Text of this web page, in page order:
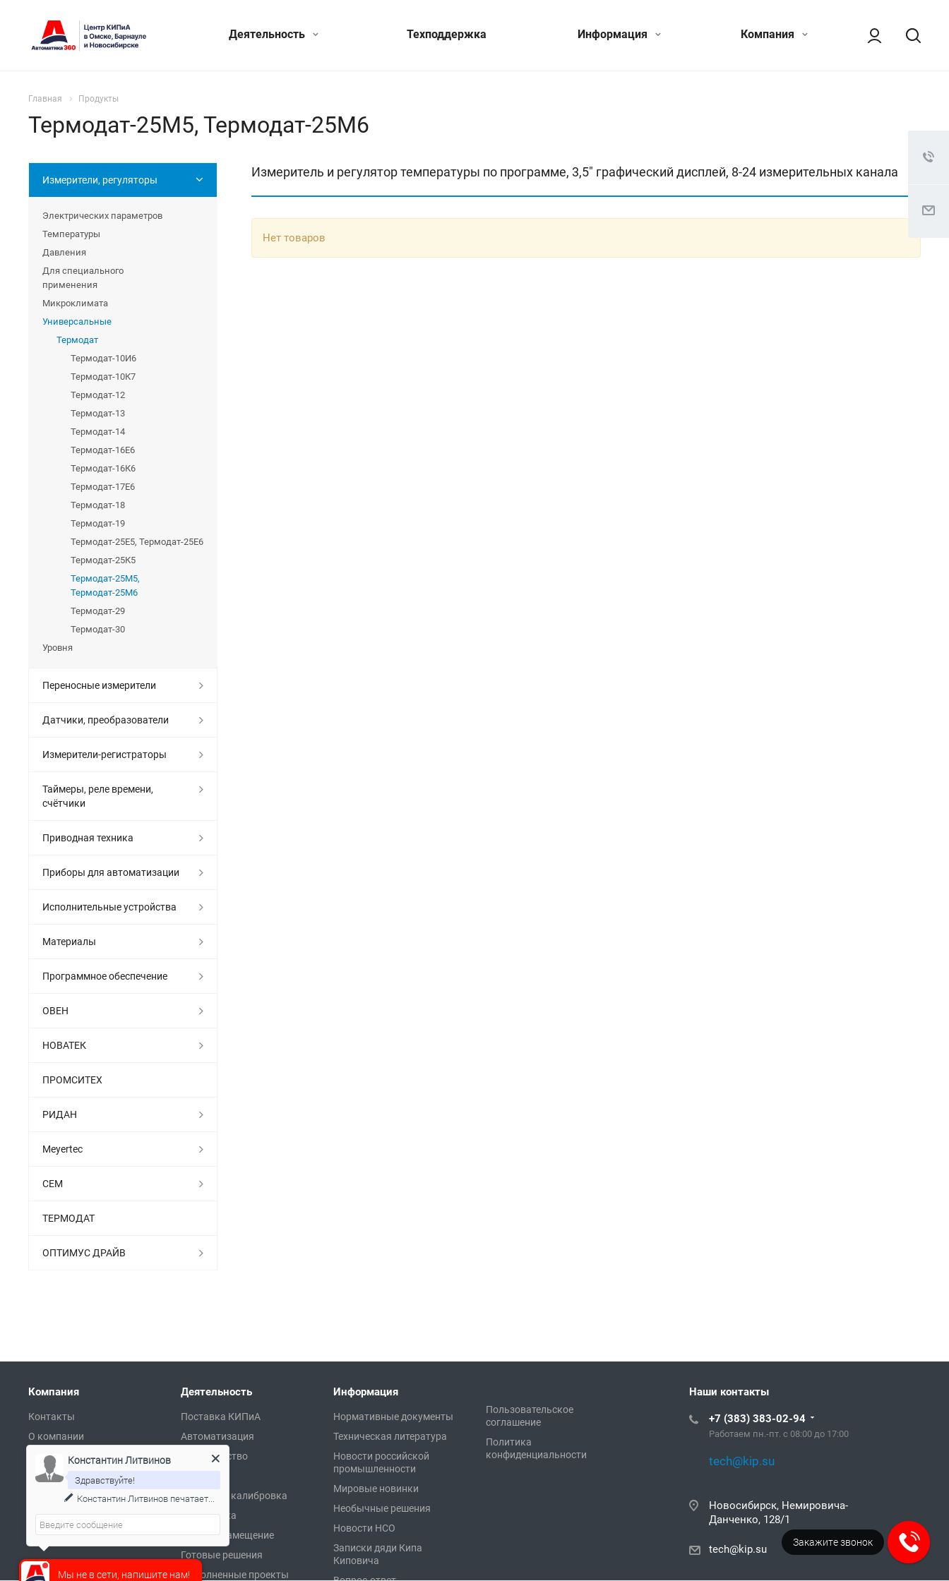
Деятельность Техподдержка Информация Компания
Главная Продукты
Термодат-25М5, Термодат-25М6
Измеритель и регулятор температуры по программе, 3,5" графический дисплей, 8-24 измерительных канала
Нет товаров
Измерители, регуляторы
Электрических параметров
Температуры
Давления
Для специального
применения
Микроклимата
Универсальные
Термодат
Термодат-10И6
Термодат-10К7
Термодат-12
Термодат-13
Термодат-14
Термодат-16Е6
Термодат-16К6
Термодат-17Е6
Термодат-18
Термодат-19
Термодат-25Е5, Термодат-25Е6
Термодат-25К5
Термодат-25М5,
Термодат-25М6
Термодат-29
Термодат-30
Уровня
Переносные измерители
Датчики, преобразователи
Измерители-регистраторы
Таймеры, реле времени,
счётчики
Приводная техника
Приборы для автоматизации
Исполнительные устройства
Материалы
Программное обеспечение
ОВЕН
НОВАТЕК
ПРОМСИТЕХ
РИДАН
Meyertec
СЕМ
ТЕРМОДАТ
ОПТИМУС ДРАЙВ
Компания
Контакты
О компании
Сертификаты
Партнеры
Реквизиты
Пресса и заказчики о нас
Вакансии
Деятельность
Поставка КИПиА
Автоматизация
Производство
Поверка и калибровка
Разработка
Импортозамещение
Готовые решения
Выполненные проекты
Информация
Нормативные документы
Техническая литература
Новости российской
промышленности
Мировые новинки
Необычные решения
Новости НСО
Записки дяди Кипа
Киповича
Пользовательское
соглашение
Политика
конфиденциальности
Наши контакты
+7 (383) 383-02-94
Работаем пн.-пт. с 08:00 до 17:00
tech@kip.su
Новосибирск, Немировича-
Данченко, 128/1
tech@kip.su
Закажите звонок
Мы не в сети, напишите нам!
Константин Литвинов
Здравствуйте!
Константин Литвиновпечатает...